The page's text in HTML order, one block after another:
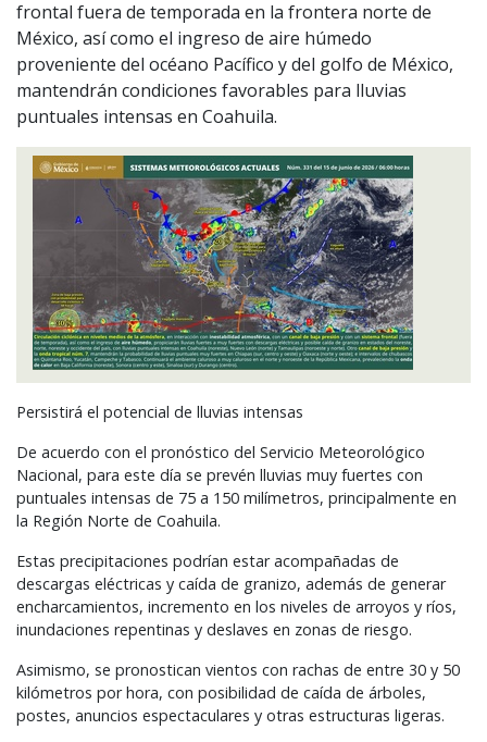
frontal fuera de temporada en la frontera norte de
México, así como el ingreso de aire húmedo
proveniente del océano Pacífico y del golfo de México,
mantendrán condiciones favorables para lluvias
puntuales intensas en Coahuila.
Persistirá el potencial de lluvias intensas
De acuerdo con el pronóstico del Servicio Meteorológico
Nacional, para este día se prevén lluvias muy fuertes con
puntuales intensas de 75 a 150 milímetros, principalmente en
la Región Norte de Coahuila.
Estas precipitaciones podrían estar acompañadas de
descargas eléctricas y caída de granizo, además de generar
encharcamientos, incremento en los niveles de arroyos y ríos,
inundaciones repentinas y deslaves en zonas de riesgo.
Asimismo, se pronostican vientos con rachas de entre 30 y 50
kilómetros por hora, con posibilidad de caída de árboles,
postes, anuncios espectaculares y otras estructuras ligeras.